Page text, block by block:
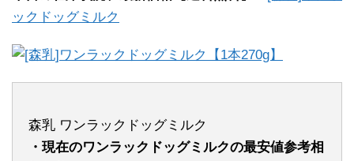
ックドッグミルク
森乳 ワンラックドッグミルク
・現在のワンラックドッグミルクの最安値参考相